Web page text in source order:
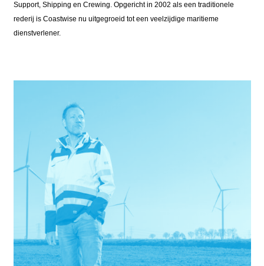
Support, Shipping en Crewing. Opgericht in 2002 als een traditionele
rederij is Coastwise nu uitgegroeid tot een veelzijdige maritieme
dienstverlener.